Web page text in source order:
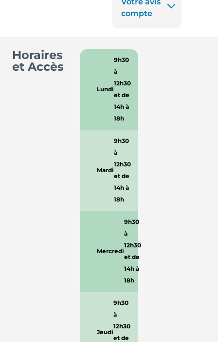
compte
Horaires
et Accès
Lundi
9h30
à
12h30
et de
14h à
18h
Mardi
9h30
à
12h30
et de
14h à
18h
Mercredi
9h30
à
12h30
et de
14h à
18h
Jeudi
9h30
à
12h30
et de